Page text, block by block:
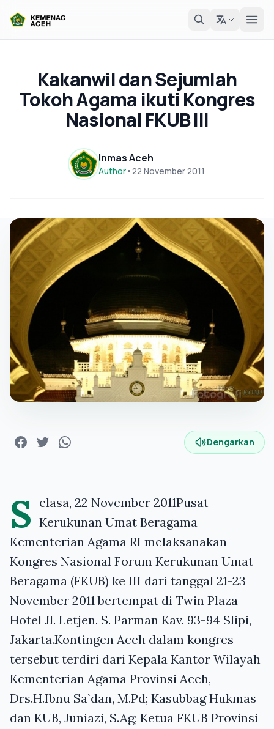
Kakanwil dan Sejumlah
Tokoh Agama ikuti Kongres
Nasional FKUB III
Inmas Aceh
Author•22 November 2011
Dengarkan
S elasa, 22 November 2011Pusat
Kerukunan Umat Beragama
Kementerian Agama RI melaksanakan
Kongres Nasional Forum Kerukunan Umat
Beragama (FKUB) ke III dari tanggal 21-23
November 2011 bertempat di Twin Plaza
Hotel Jl. Letjen. S. Parman Kav. 93-94 Slipi,
Jakarta.Kontingen Aceh dalam kongres
tersebut terdiri dari Kepala Kantor Wilayah
Kementerian Agama Provinsi Aceh,
Drs.H.Ibnu Sa`dan, M.Pd; Kasubbag Hukmas
dan KUB, Juniazi, S.Ag; Ketua FKUB Provinsi